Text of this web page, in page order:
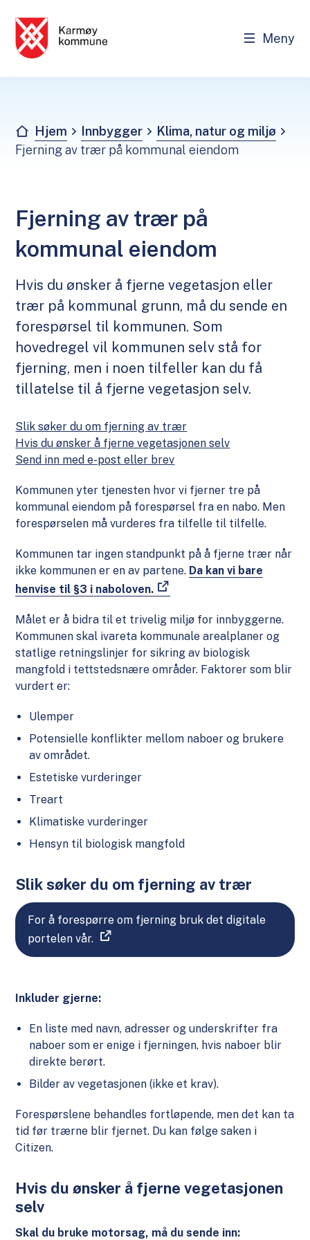
Meny
Du er her:
Hjem Innbygger
Klima, natur og miljø
Fjerning av trær på kommunal eiendom
Fjerning av trær på
kommunal eiendom
Hvis du ønsker å fjerne vegetasjon eller
trær på kommunal grunn, må du sende en
forespørsel til kommunen. Som
hovedregel vil kommunen selv stå for
fjerning, men i noen tilfeller kan du få
tillatelse til å fjerne vegetasjon selv.
Slik søker du om fjerning av trær
Hvis du ønsker å fjerne vegetasjonen selv
Send inn med e-post eller brev
Kommunen yter tjenesten hvor vi fjerner tre på
kommunal eiendom på forespørsel fra en nabo. Men
forespørselen må vurderes fra tilfelle til tilfelle.
Kommunen tar ingen standpunkt på å fjerne trær når
ikke kommunen er en av partene. Da kan vi bare
henvise til §3 i naboloven.
Målet er å bidra til et trivelig miljø for innbyggerne.
Kommunen skal ivareta kommunale arealplaner og
statlige retningslinjer for sikring av biologisk
mangfold i tettstedsnære områder. Faktorer som blir
vurdert er:
Ulemper
Potensielle konflikter mellom naboer og brukere
av området.
Estetiske vurderinger
Treart
Klimatiske vurderinger
Hensyn til biologisk mangfold
Slik søker du om fjerning av trær
For å forespørre om fjerning bruk det digitale
portelen vår.
Inkluder gjerne:
En liste med navn, adresser og underskrifter fra
naboer som er enige i fjerningen, hvis naboer blir
direkte berørt.
Bilder av vegetasjonen (ikke et krav).
Forespørslene behandles fortløpende, men det kan ta
tid før trærne blir fjernet. Du kan følge saken i
Citizen.
Hvis du ønsker å fjerne vegetasjonen
selv
Skal du bruke motorsag, må du sende inn: